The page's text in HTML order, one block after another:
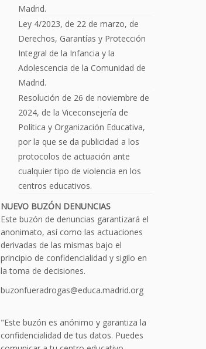
Madrid.
Ley 4/2023, de 22 de marzo, de
Derechos, Garantías y Protección
Integral de la Infancia y la
Adolescencia de la Comunidad de
Madrid.
Resolución de 26 de noviembre de
2024, de la Viceconsejería de
Política y Organización Educativa,
por la que se da publicidad a los
protocolos de actuación ante
cualquier tipo de violencia en los
centros educativos.
NUEVO BUZÓN DENUNCIAS
Este buzón de denuncias garantizará el
anonimato, así como las actuaciones
derivadas de las mismas bajo el
principio de confidencialidad y sigilo en
la toma de decisiones.
buzonfueradrogas@educa.madrid.org
"Este buzón es anónimo y garantiza la
confidencialidad de tus datos. Puedes